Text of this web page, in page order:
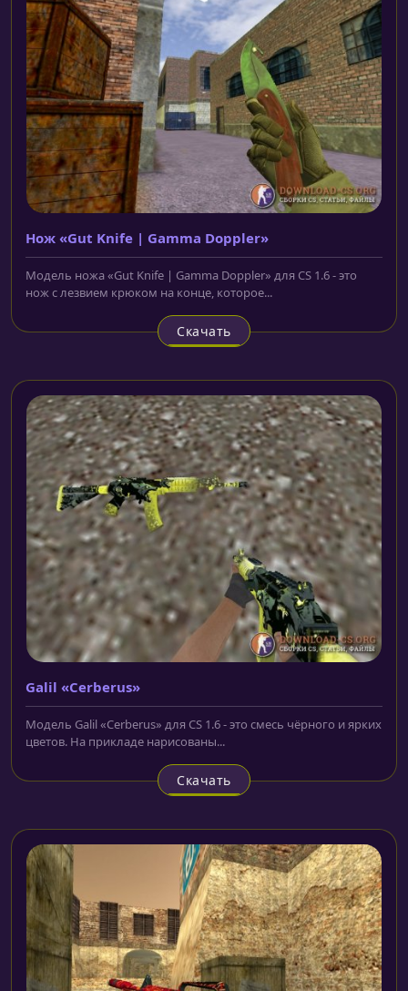
Нож «Gut Knife | Gamma Doppler»
Модель ножа «Gut Knife | Gamma Doppler» для CS 1.6 - это
нож с лезвием крюком на конце, которое...
Скачать
Galil «Cerberus»
Модель Galil «Cerberus» для CS 1.6 - это смесь чёрного и ярких
цветов. На прикладе нарисованы...
Скачать